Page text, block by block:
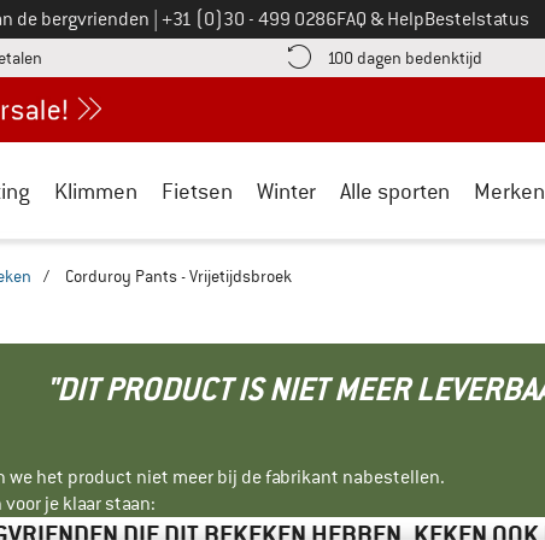
de bergvrienden Bel ons op
+31 (0)30 - 499 0286FAQ & HelpBestelstatus
vind de betalingsinformatie hier! Opent in een infovak
100 dagen bedenktijd Vind
Klimmen Fietsen Winter Alle sporten Merken
/ Corduroy Pants - Vrijetijdsbroek
"DIT PRODUCT IS NIET MEER
we het product niet meer bij de fabrikant nabestellen.
je klaar staan: